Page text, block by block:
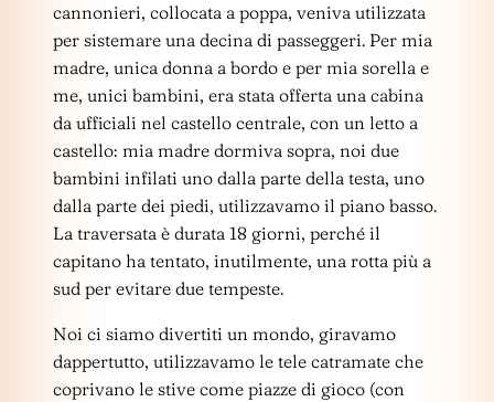
cannonieri, collocata a poppa, veniva utilizzata
per sistemare una decina di passeggeri. Per mia
madre, unica donna a bordo e per mia sorella e
me, unici bambini, era stata offerta una cabina
da ufficiali nel castello centrale, con un letto a
castello: mia madre dormiva sopra, noi due
bambini infilati uno dalla parte della testa, uno
dalla parte dei piedi, utilizzavamo il piano basso.
La traversata è durata 18 giorni, perché il
capitano ha tentato, inutilmente, una rotta più a
sud per evitare due tempeste.
Noi ci siamo divertiti un mondo, giravamo
dappertutto, utilizzavamo le tele catramate che
coprivano le stive come piazze di gioco (con